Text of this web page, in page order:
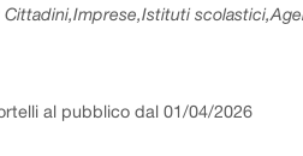
al pubblico dal 01/04/2026